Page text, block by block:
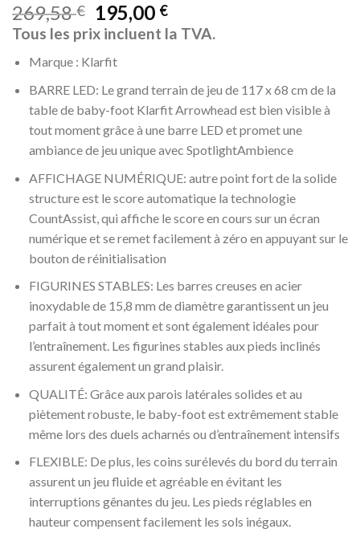
269,58€ 195,00 €
Tous les prix incluent la TVA.
Marque : Klarfit
BARRE LED: Le grand terrain de jeu de 117 x 68 cm de la
table de baby-foot Klarfit Arrowhead est bien visible à
tout moment grâce à une barre LED et promet une
ambiance de jeu unique avec SpotlightAmbience
AFFICHAGE NUMÉRIQUE: autre point fort de la solide
structure est le score automatique la technologie
CountAssist, qui affiche le score en cours sur un écran
numérique et se remet facilement à zéro en appuyant sur le
bouton de réinitialisation
FIGURINES STABLES: Les barres creuses en acier
inoxydable de 15,8 mm de diamètre garantissent un jeu
parfait à tout moment et sont également idéales pour
l’entraînement. Les figurines stables aux pieds inclinés
assurent également un grand plaisir.
QUALITÉ: Grâce aux parois latérales solides et au
piètement robuste, le baby-foot est extrêmement stable
même lors des duels acharnés ou d’entraînement intensifs
FLEXIBLE: De plus, les coins surélevés du bord du terrain
assurent un jeu fluide et agréable en évitant les
interruptions gênantes du jeu. Les pieds réglables en
hauteur compensent facilement les sols inégaux.